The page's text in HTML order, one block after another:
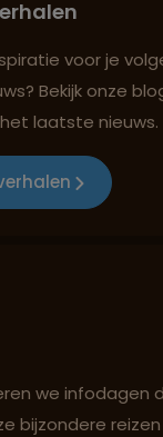
deskundig
reisroutes
voor je
Bekijk onze
laatste nieuws.
we infodagen
bijzondere